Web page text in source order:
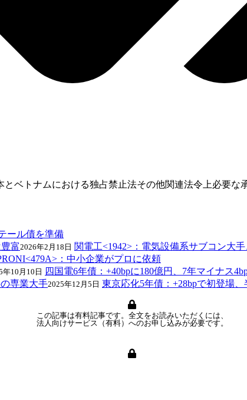
ベトナムにおける独占禁止法その他関連法令上必要な
ール債を準備
2026年2月18日 関電工<1942>：電気設備系サブコン大
：中小企業がプロに依頼
年10月10日 四国電6年債：+40bpに180億円、7年マイナス
2025年12月5日 東京応化5年債：+28bpで初登場
この記事は有料記事です。全文をお読みいただくには、
法人向けサービス（有料）へのお申し込みが必要です。